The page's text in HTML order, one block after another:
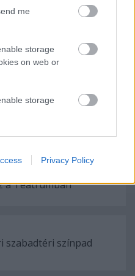
me
storage
on web or
storage
website or app.
storage
authentication
and other
Privacy Policy
az év legvidámabb
a Teátrumban
szabadtéri színpad